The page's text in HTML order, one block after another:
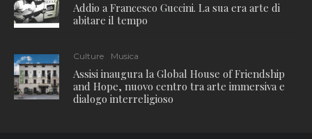
Addio a Francesco Guccini. La sua era arte di
abitare il tempo
Culture Musica
Assisi inaugura la Global House of Friendship
and Hope, nuovo centro tra arte immersiva e
dialogo interreligioso